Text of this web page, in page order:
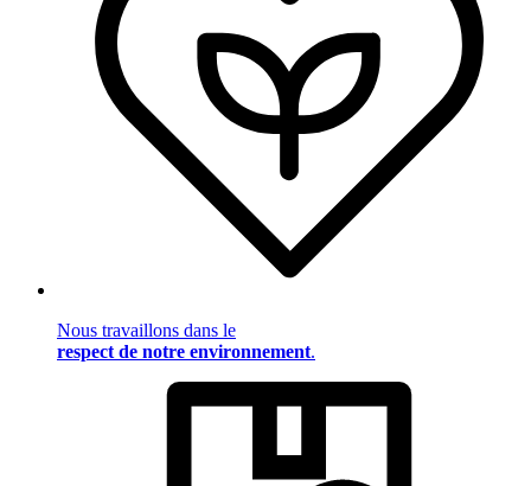
Nous travaillons dans le
respect de notre environnement.